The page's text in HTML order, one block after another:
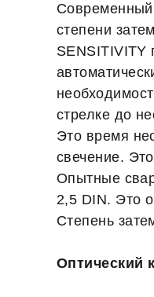
Современный
степени
SENSITIVITY
стрелке до
Это время
свечение.
Опытные
2,5 DIN. Это
Степень
Оптический